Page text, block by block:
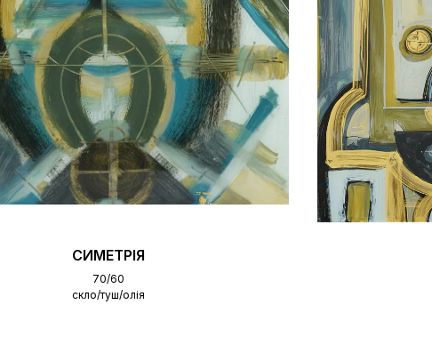
СИМЕТРІЯ
70/60
скло/туш/олія